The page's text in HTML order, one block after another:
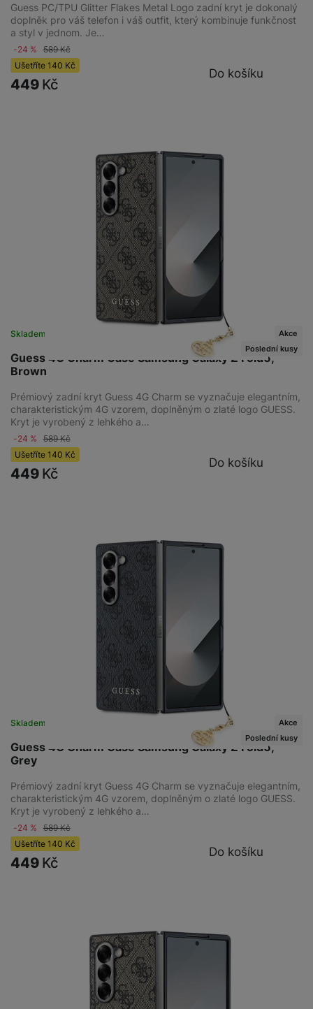
Guess PC/TPU Glitter Flakes Metal Logo zadní kryt je dokonalý
doplněk pro váš telefon i váš outfit, který kombinuje funkčnost
a styl v jednom. Je…
-24 % 589Kč
Ušetříte 140 Kč
449 Kč
Do košíku
Guess 4G Charm Case Samsung Galaxy Z Fold6,
Brown
Skladem na prodejně
Akce
Poslední kusy
Prémiový zadní kryt Guess 4G Charm se vyznačuje elegantním,
charakteristickým 4G vzorem, doplněným o zlaté logo GUESS.
Kryt je vyrobený z lehkého a…
-24 % 589Kč
Ušetříte 140 Kč
449 Kč
Do košíku
Guess 4G Charm Case Samsung Galaxy Z Fold6,
Grey
Skladem na prodejně
Akce
Poslední kusy
Prémiový zadní kryt Guess 4G Charm se vyznačuje elegantním,
charakteristickým 4G vzorem, doplněným o zlaté logo GUESS.
Kryt je vyrobený z lehkého a…
-24 % 589Kč
Ušetříte 140 Kč
449 Kč
Do košíku